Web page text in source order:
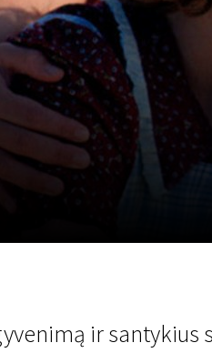
ir santykius